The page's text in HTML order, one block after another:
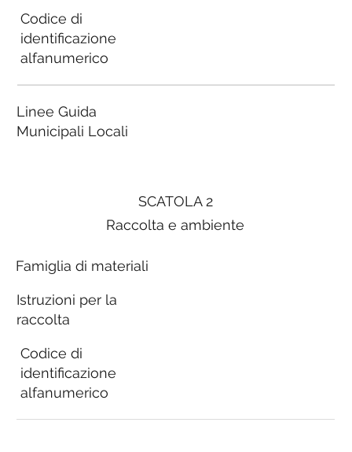
SCATOLA 2
Raccolta e ambiente
Famiglia di materiali
Istruzioni per la
raccolta
Codice di
identificazione
alfanumerico
Codice di
identificazione
alfanumerico
Linee Guida
Municipali Locali